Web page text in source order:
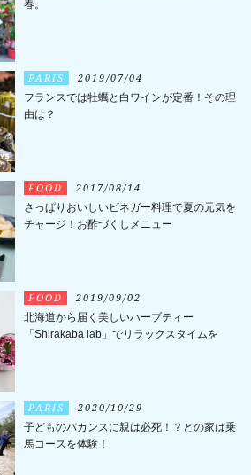
春。
PARIS 2019/07/04
フランスでは牡蠣と白ワインが定番！その理
由は？
FOOD 2017/08/14
さっぱりおいしいビネガー料理で夏の元気を
チャージ！お酢づくしメニュー
FOOD 2019/09/02
北海道から届く美しいハーブティー
「Shirakaba lab」でリラックスタイムを
PARIS 2020/10/29
子どものバカンスに親は必死！？との家は乗
馬コースを体験！